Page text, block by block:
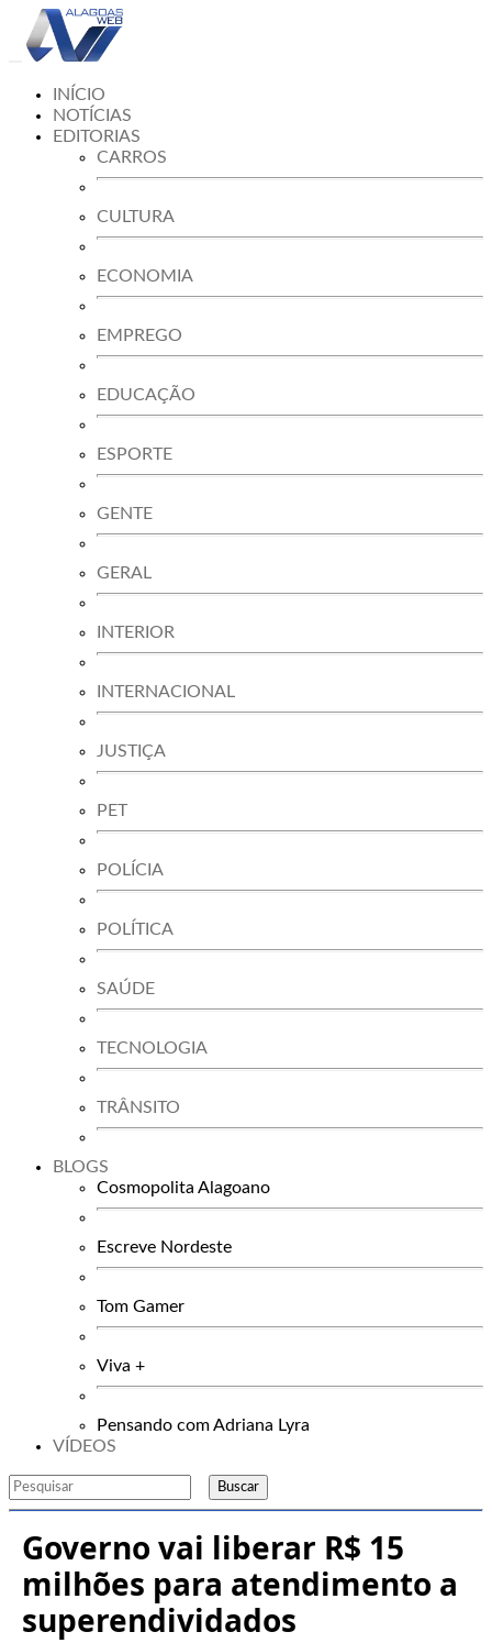
INÍCIO
NOTÍCIAS
EDITORIAS
CARROS
CULTURA
ECONOMIA
EMPREGO
EDUCAÇÃO
ESPORTE
GENTE
GERAL
INTERIOR
INTERNACIONAL
JUSTIÇA
PET
POLÍCIA
POLÍTICA
SAÚDE
TECNOLOGIA
TRÂNSITO
BLOGS
Cosmopolita Alagoano
Escreve Nordeste
Tom Gamer
Viva +
Pensando com Adriana Lyra
VÍDEOS
Buscar
Governo vai liberar R$ 15
milhões para atendimento a
superendividados